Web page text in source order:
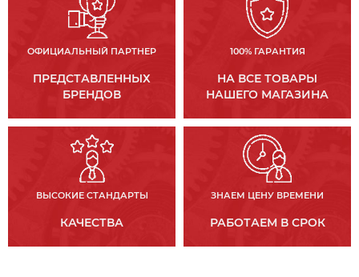
ОФИЦИАЛЬНЫЙ ПАРТНЕР
ПРЕДСТАВЛЕННЫХ
БРЕНДОВ
100% ГАРАНТИЯ
НА ВСЕ ТОВАРЫ
НАШЕГО МАГАЗИНА
ВЫСОКИЕ СТАНДАРТЫ
КАЧЕСТВА
ЗНАЕМ ЦЕНУ ВРЕМЕНИ
РАБОТАЕМ В СРОК